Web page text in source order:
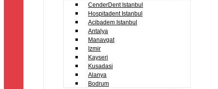
CenderDent Istanbul
Hospitadent Istanbul
Acibadem Istanbul
Antalya
Manavgat
Izmir
Kayseri
Kusadasi
Alanya
Bodrum